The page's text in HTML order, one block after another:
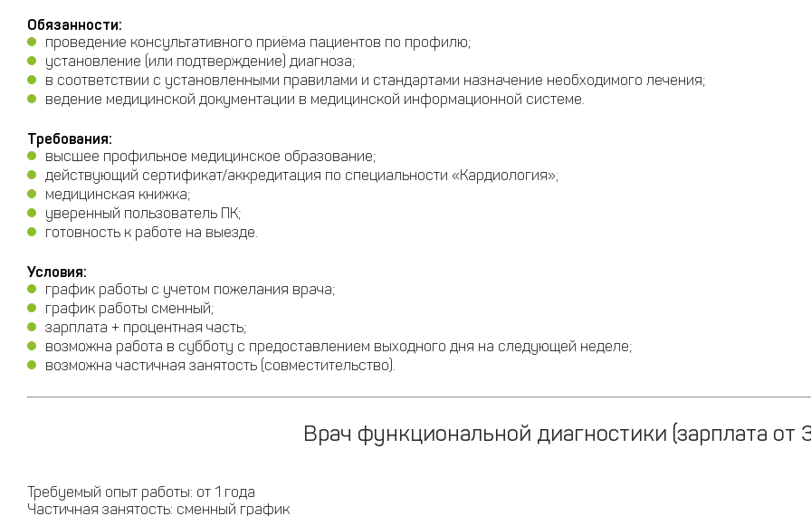
Обязанности:
проведение консультативного приёма пациентов по профилю;
установление (или подтверждение) диагноза;
в соответствии с установленными правилами и стандартами назначение необходимого лечения;
ведение медицинской документации в медицинской информационной системе.
Требования:
высшее профильное медицинское образование;
действующий сертификат/аккредитация по специальности «Кардиология»;
медицинская книжка;
уверенный пользователь ПК;
готовность к работе на выезде.
Условия:
график работы с учетом пожелания врача;
график работы сменный;
зарплата + процентная часть;
возможна работа в субботу с предоставлением выходного дня на следующей неделе;
возможна частичная занятость (совместительство).
Врач функциональной диагностики (зарплата от
Требуемый опыт работы: от 1 года
Частичная занятость: сменный график